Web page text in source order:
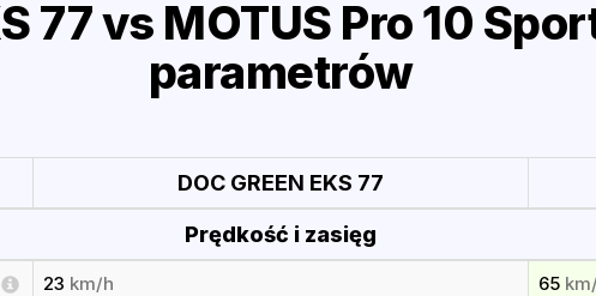
77 vs MOTUS Pro 10
parametrów
DOC GREEN EKS 77
Prędkość i zasięg
23 km/h 65